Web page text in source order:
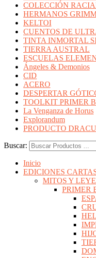
COLECCIÓN
HERMANOS
KELTOI
CUENTOS DE
TINTA INMORTAL
TIERRA AUSTRAL
ESCUELAS
Ángeles & Demonios
CID
ACERO
DESPERTAR
TOOLKIT PRIMER
La Venganza de Horus
Explorandum
PRODUCTO
Buscar:
Inicio
EDICIONES
MITOS Y
PRIMER